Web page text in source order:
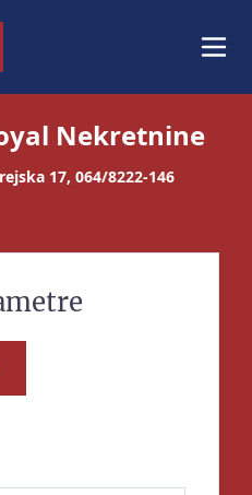
Nekretnine
17, 064/8222-146